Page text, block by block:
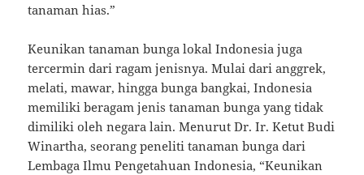
tanaman hias.”
Keunikan tanaman bunga lokal Indonesia juga
tercermin dari ragam jenisnya. Mulai dari anggrek,
melati, mawar, hingga bunga bangkai, Indonesia
memiliki beragam jenis tanaman bunga yang tidak
dimiliki oleh negara lain. Menurut Dr. Ir. Ketut Budi
Winartha, seorang peneliti tanaman bunga dari
Lembaga Ilmu Pengetahuan Indonesia, “Keunikan